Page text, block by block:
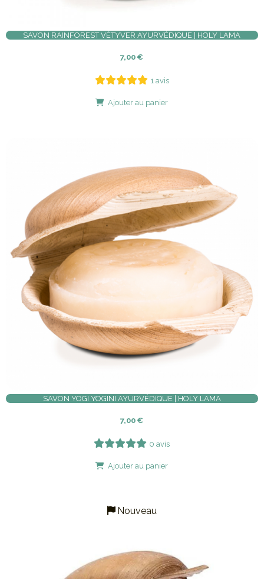
SAVON RAINFOREST VÉTYVER AYURVÉDIQUE | HOLY LAMA
7,00 €
1 avis
Ajouter au panier
SAVON YOGI YOGINI AYURVÉDIQUE | HOLY LAMA
7,00 €
0 avis
Ajouter au panier
Nouveau